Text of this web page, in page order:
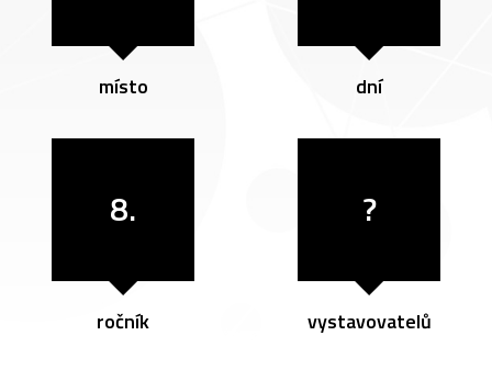
místo dní
8.
ročník
?
vystavovatelů